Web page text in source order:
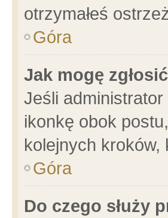
otrzymałeś
Góra
Jak mogę
Jeśli
ikonkę obok
kolejnych kroków,
Góra
Do czego służy